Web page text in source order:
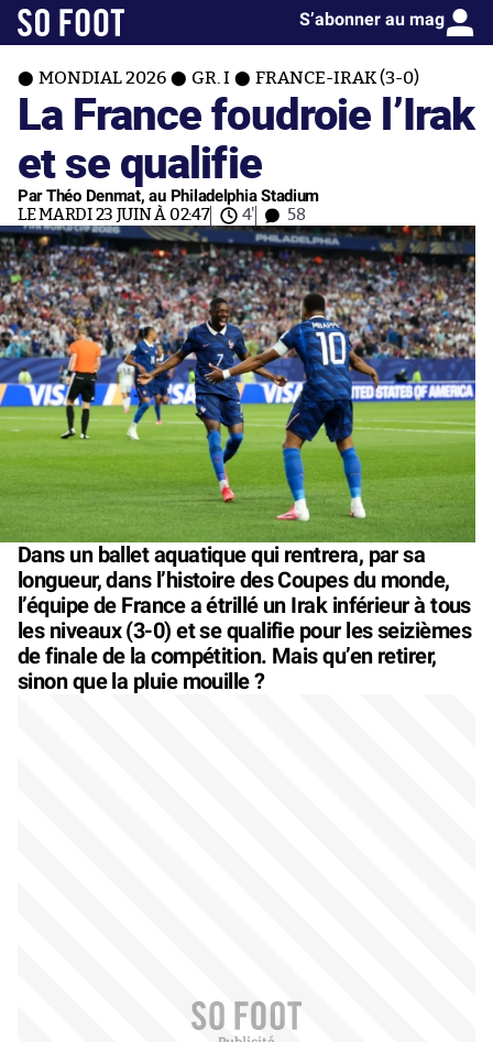
S’abonner au mag
MONDIAL 2026 GR. I FRANCE-IRAK (3-0)
La France foudroie l’Irak
et se qualifie
Par Théo Denmat, au Philadelphia Stadium
LE MARDI 23 JUIN À 02:47 4' 58
Dans un ballet aquatique qui rentrera, par sa
longueur, dans l’histoire des Coupes du monde,
l’équipe de France a étrillé un Irak inférieur à tous
les niveaux (3-0) et se qualifie pour les seizièmes
de finale de la compétition. Mais qu’en retirer,
sinon que la pluie mouille ?